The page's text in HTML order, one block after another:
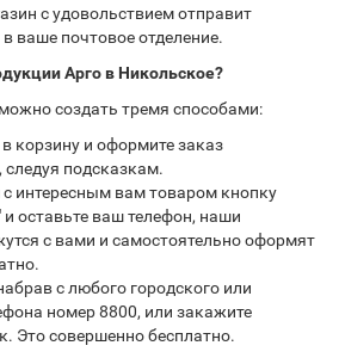
с удовольствием отправит
ваше почтовое отделение.
Арго в Никольское?
создать тремя способами:
корзину и оформите заказ
следуя подсказкам.
интересным вам товаром кнопку
оставьте ваш телефон, наши
с вами и самостоятельно оформят
с любого городского или
номер 8800, или закажите
Это совершенно бесплатно.